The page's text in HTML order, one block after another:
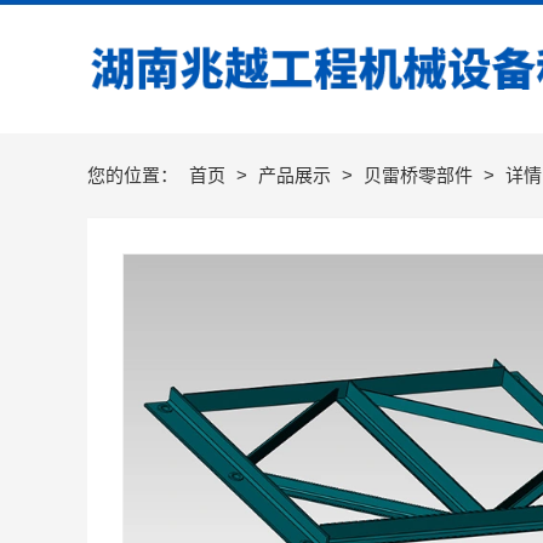
您的位置： 首页 > 产品展示 > 贝雷桥零部件 > 详情